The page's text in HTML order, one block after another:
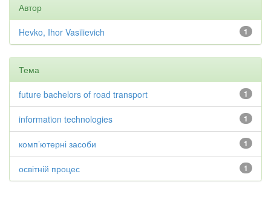
Автор
1
Hevko, Ihor Vasilievich
Тема
1
future bachelors of road transport
1
information technologies
1
комп’ютерні засоби
1
освітній процес